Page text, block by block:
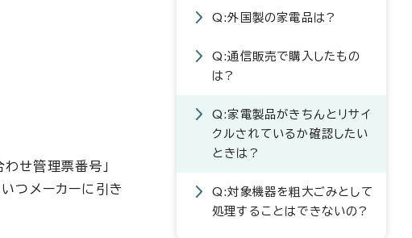
せ管理票番号」
つメーカーに引き
Q:外国製の家電品は?
Q:通信販売で購入したもの
は?
Q:家電製品がきちんとリサイ
クルされているか確認したい
ときは?
Q:対象機器を粗大ごみとして
処理することはできないの?